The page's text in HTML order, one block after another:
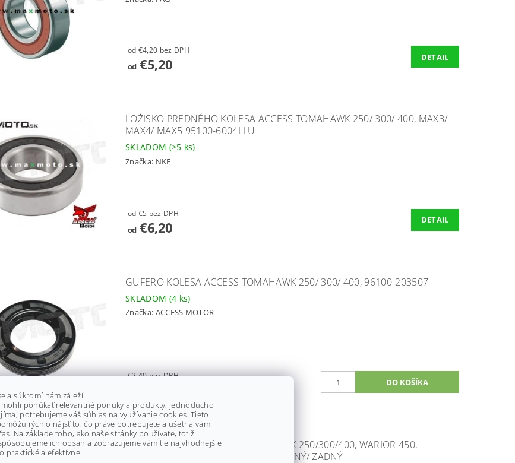
od €4,20 bez DPH
od€5,20 DETAIL
LOŽISKO PREDNÉHO KOLESA ACCESS TOMAHAWK 250/ 300/ 400, MAX3/
MAX4/ MAX5 95100-6004LLU
SKLADOM (>5 ks)
Značka: NKE
od €5 bez DPH
od€6,20 DETAIL
GUFERO KOLESA ACCESS TOMAHAWK 250/ 300/ 400, 96100-203507
SKLADOM (4 ks)
Značka: ACCESS MOTOR
€2,40 bez DPH
BRZDOVÝ KOTÚČ ACCESS TOMAHAWK 250/300/400, WARIOR 450,
31305-A12-000, 31350-A12-000, PREDNÝ/ ZADNÝ
a súkromí nám záleží!
mohli ponúkať relevantné ponuky a produkty, jednoducho
potrebujeme váš súhlas na využívanie cookies. Tieto
rýchlo nájsť to, čo práve potrebujete a ušetria vám
Na základe toho, ako naše stránky používate, totiž
ich obsah a zobrazujeme vám tie najvhodnejšie
praktické a efektívne!